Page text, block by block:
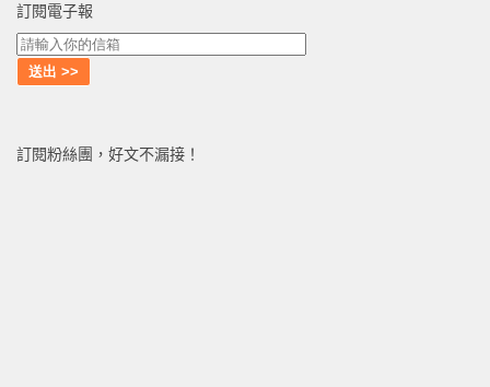
訂閱電子報
訂閱粉絲團，好文不漏接！